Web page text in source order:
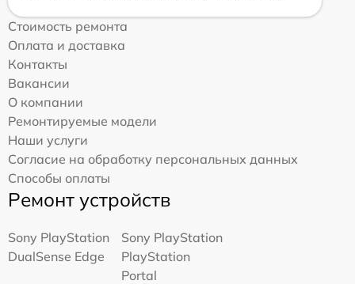
Стоимость ремонта
Оплата и доставка
Контакты
Вакансии
О компании
Ремонтируемые модели
Наши услуги
Согласие на обработку персональных данных
Способы оплаты
Ремонт устройств
Sony PlayStation
DualSense Edge
Sony PlayStation
PlayStation
Portal